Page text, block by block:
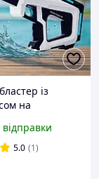
із
на
Gun
5.0 (1)